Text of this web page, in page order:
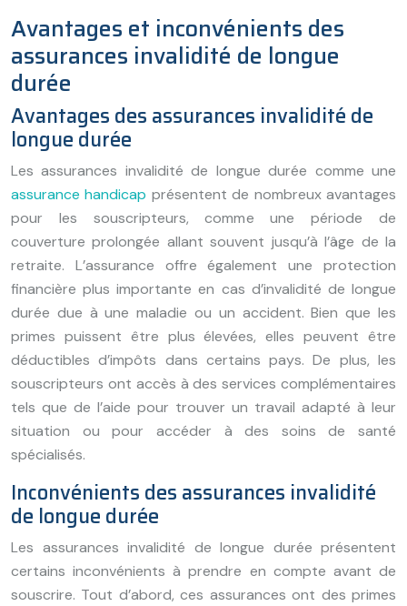
Avantages et inconvénients des
assurances invalidité de longue
durée
Avantages des assurances invalidité de
longue durée
Les assurances invalidité de longue durée comme une
assurance handicap présentent de nombreux avantages
pour les souscripteurs, comme une période de
couverture prolongée allant souvent jusqu’à l’âge de la
retraite. L’assurance offre également une protection
financière plus importante en cas d’invalidité de longue
durée due à une maladie ou un accident. Bien que les
primes puissent être plus élevées, elles peuvent être
déductibles d’impôts dans certains pays. De plus, les
souscripteurs ont accès à des services complémentaires
tels que de l’aide pour trouver un travail adapté à leur
situation ou pour accéder à des soins de santé
spécialisés.
Inconvénients des assurances invalidité
de longue durée
Les assurances invalidité de longue durée présentent
certains inconvénients à prendre en compte avant de
souscrire. Tout d’abord, ces assurances ont des primes